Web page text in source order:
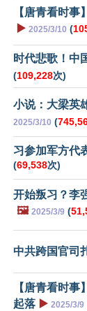
【唐青看时
▶️ 2025/3/10 (
时代悲歌！中
(109,228次)
小说：大梁英
2025/3/10 (
习参加军方代
(69,538次)
开始叛习？李
🖼️ 2025/3/9 (
中共跨国官司
【唐青看时事
起落 ▶️ 2025/3/9